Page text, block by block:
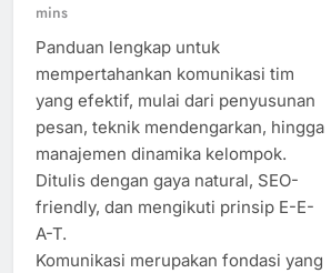
mins
Panduan lengkap untuk
mempertahankan komunikasi tim
yang efektif, mulai dari penyusunan
pesan, teknik mendengarkan, hingga
manajemen dinamika kelompok.
Ditulis dengan gaya natural, SEO-
friendly, dan mengikuti prinsip E-E-
A-T.
Komunikasi merupakan fondasi yang